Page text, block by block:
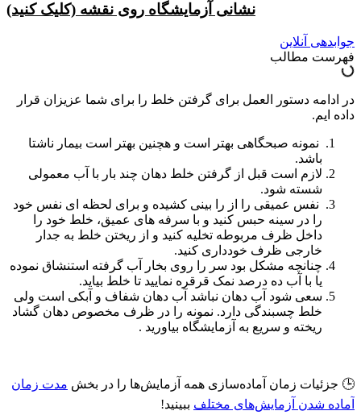
نشانی آزمایشگاه روی نقشه (کلیک کنید)
جوابدهی آنلاین
فهرست مطالب
در ادامه دستور العمل برای گرفتن خلط را برای شما عزیزان قرار
داده ایم.
نمونه صبحگاهی بهتر است و هچنین بهتر است بیمار ناشتا
باشد.
لازم است قبل از گرفتن خلط دهان چند بار با آب معمولی
شسته شود.
نفس عمیقی را از را بینی کشیده و برای لحظه ای نفس خود
را در سینه حبس کنید و با سرفه های عمیق، خلط خود را
داخل ظرف مربوطه تخلیه کنید و از ریختن خلط به جدار
خارجی ظرف خودداری کنید.
چنانچه مشکل بود سر را روی بخار آب گرفته استنشاق نموده
یا با آب ده درصد نمک قرقره نمایید تا خلط بیاید.
سعی شود آب دهان نباشد آب دهان شفاف و آبکی است ولی
خلط چسبندگی دارد. نمونه را در ظرف مخصوص دهان گشاد
ریخته و سریع به آزمایشگاه بیاورید .
🕒 جزئیات زمان آماده‌سازی همه آزمایش‌ها را در بخش مدت زمان
آماده‌ شدن آزمایش‌های مختلف ببینید!